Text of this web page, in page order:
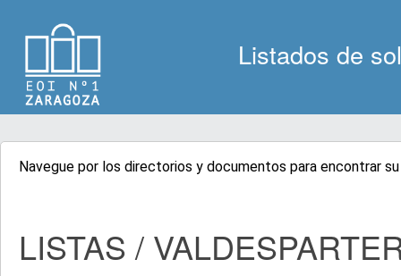
Listados de
Navegue por los directorios y documentos para encontrar
LISTAS /